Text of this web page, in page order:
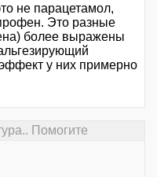
не парацетамол,
Это разные
более выражены
у них примерно
Помогите